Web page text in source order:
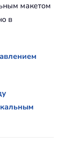
макетом
в